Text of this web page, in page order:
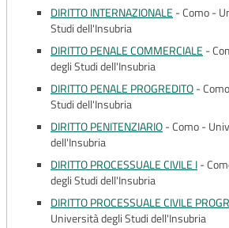
DIRITTO INTERNAZIONALE -Como -
Studi dell'Insubria
DIRITTO PENALE COMMERCIALE -
degli Studi dell'Insubria
DIRITTO PENALE PROGREDITO-
Studi dell'Insubria
DIRITTO PENITENZIARIO-Como -
dell'Insubria
DIRITTO PROCESSUALE CIVILE I-
degli Studi dell'Insubria
DIRITTO PROCESSUALE CIVILE
Università degli Studi dell'Insubria